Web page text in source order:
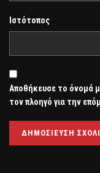
Ιστότοπος
Αποθήκευσε το όνομά
τον πλοηγό για την